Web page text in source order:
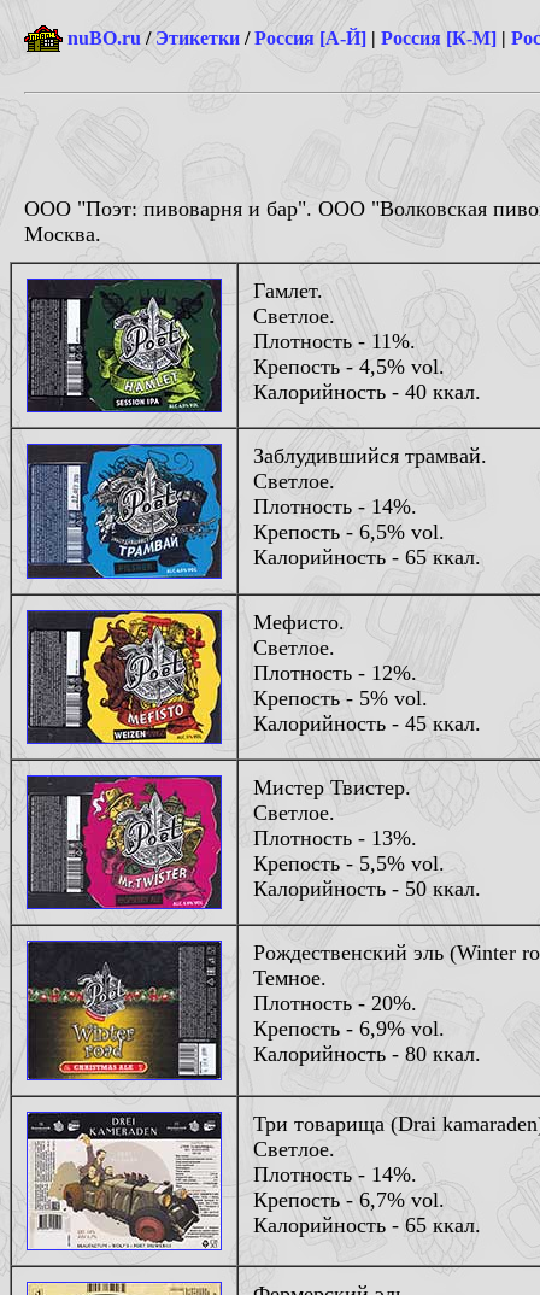
nuBO.ru /Этикетки /Россия [А-Й] | Россия [К-М] |
ООО "Поэт: пивоварня и бар". ООО "Волковская
Москва.
Гамлет.
Светлое.
Плотность - 11%.
Крепость - 4,5% vol.
Калорийность - 40 ккал.
Заблудившийся трамвай.
Светлое.
Плотность - 14%.
Крепость - 6,5% vol.
Калорийность - 65 ккал.
Мефисто.
Светлое.
Плотность - 12%.
Крепость - 5% vol.
Калорийность - 45 ккал.
Мистер Твистер.
Светлое.
Плотность - 13%.
Крепость - 5,5% vol.
Калорийность - 50 ккал.
Рождественский эль (Winter
Темное.
Плотность - 20%.
Крепость - 6,9% vol.
Калорийность - 80 ккал.
Три товарища (Drai
Светлое.
Плотность - 14%.
Крепость - 6,7% vol.
Калорийность - 65 ккал.